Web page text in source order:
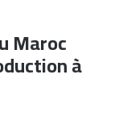
Maroc
à